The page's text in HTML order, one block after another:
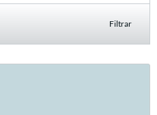
Filtrar